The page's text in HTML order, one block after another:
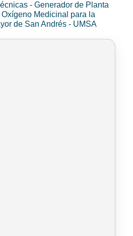
- Generador de Planta
Medicinal para la
de San Andrés - UMSA